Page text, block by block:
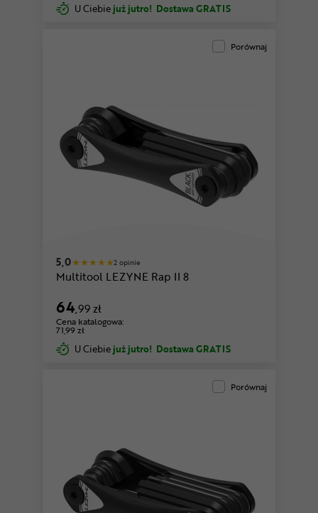
U Ciebie już jutro! Dostawa GRATIS
Porównaj
5,0 2 opinie
Multitool LEZYNE Rap II 8
64,99 zł
Cena katalogowa:
71,99 zł
U Ciebie już jutro! Dostawa GRATIS
Porównaj